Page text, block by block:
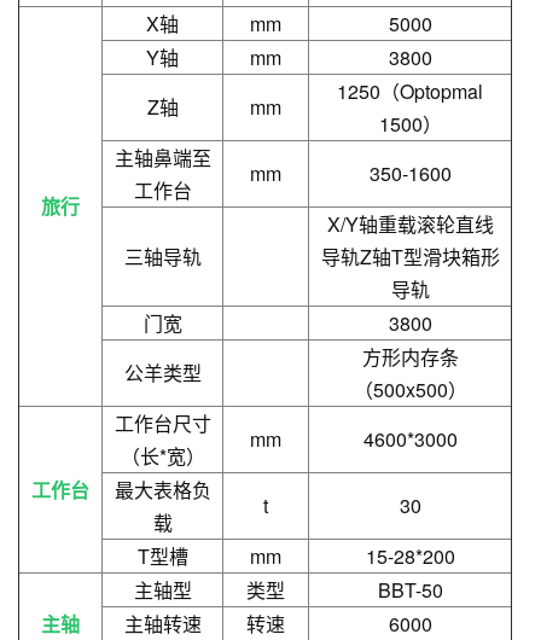
旅行
X轴 mm
5000
Y轴
mm
3800
Z轴
mm
1250（Optopmal
1500）
主轴鼻端至
工作台
mm 350-1600
三轴导轨
X/Y轴重载滚轮直线
导轨Z轴T型滑块箱形
导轨
门宽
3800
公羊类型
方形内存条
（500x500）
工作台
工作台尺寸
（长*宽）
mm
4600*3000
最大表格负
载
t
30
T型槽
mm 15-28*200
主轴
主轴型 类型
BBT-50
主轴转速
转速
6000